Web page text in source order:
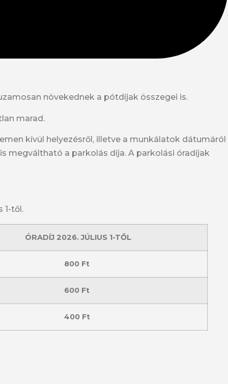
növekednek a pótdíjak összegei is.
marad.
kívül helyezésről, illetve a munkálatok dátumáról
megváltható a parkolás díja. A parkolási óradíjak
1-től.
ÓRADÍJ 2026. JÚLIUS 1-TŐL
800 Ft
600 Ft
400 Ft